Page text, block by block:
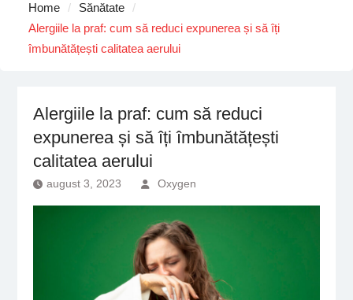
Home
Sănătate
Alergiile la praf: cum să reduci expunerea și să îți
îmbunătățești calitatea aerului
Alergiile la praf: cum să reduci
expunerea și să îți îmbunătățești
calitatea aerului
august 3, 2023 Oxygen